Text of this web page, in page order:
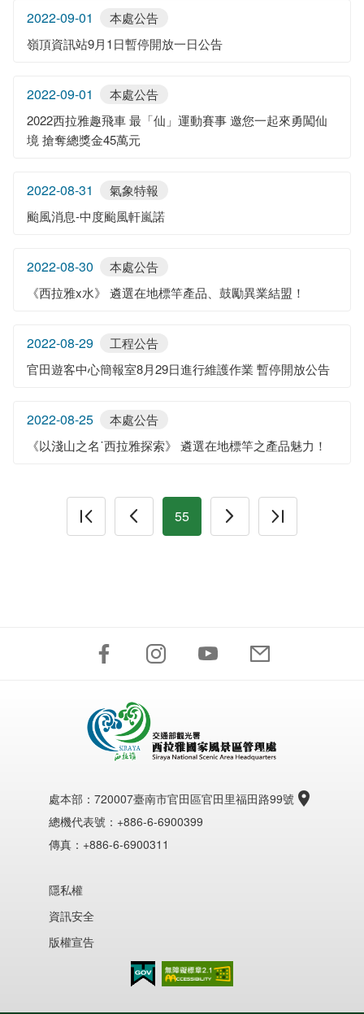
2022-09-01
本處公告
嶺頂資訊站9月1日暫停開放一日公告
2022-09-01
本處公告
2022西拉雅趣飛車 最「仙」運動賽事 邀您一起來勇闖仙
境 搶奪總獎金45萬元
2022-08-31
氣象特報
颱風消息-中度颱風軒嵐諾
2022-08-30
本處公告
《西拉雅x水》 遴選在地標竿產品、鼓勵異業結盟！
2022-08-29
工程公告
官田遊客中心簡報室8月29日進行維護作業 暫停開放公告
2022-08-25
本處公告
《以淺山之名˙西拉雅探索》 遴選在地標竿之產品魅力！
55
處本部： 720007臺南市官田區官田里福田路99號
總機代表號：+886-6-6900399
傳真：+886-6-6900311
隱私權
資訊安全
版權宣告